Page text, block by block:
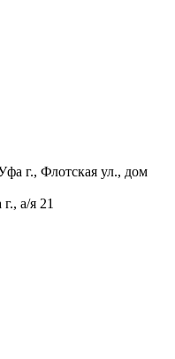
г., Флотская ул., дом
а/я 21